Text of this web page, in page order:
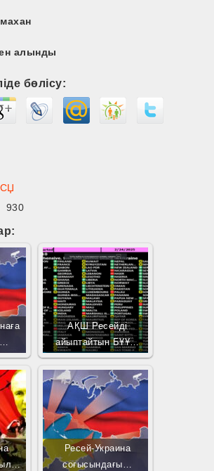
алынды
бөлісу:
930
АҚШ Ресейді
айыптайтын БҰҰ…
Ресей-Украина
соғысындағы…